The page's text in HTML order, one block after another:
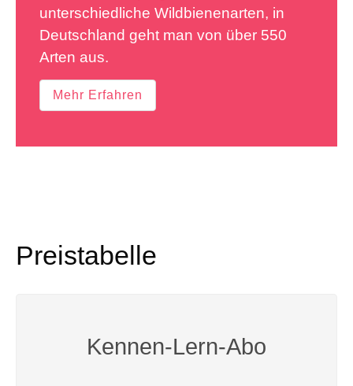
unterschiedliche Wildbienenarten, in
Deutschland geht man von über 550
Arten aus.
Mehr Erfahren
Preistabelle
Kennen-Lern-Abo